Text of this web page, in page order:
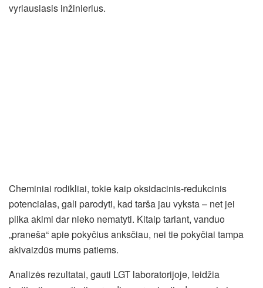
vyriausiasis inžinierius.
Cheminiai rodikliai, tokie kaip oksidacinis-redukcinis
potencialas, gali parodyti, kad tarša jau vyksta – net jei
plika akimi dar nieko nematyti. Kitaip tariant, vanduo
„praneša“ apie pokyčius anksčiau, nei tie pokyčiai tampa
akivaizdūs mums patiems.
Analizės rezultatai, gauti LGT laboratorijoje, leidžia